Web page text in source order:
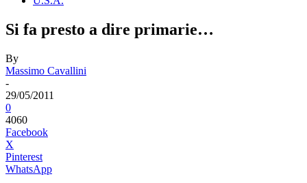
Si fa presto a dire primarie…
By
Massimo Cavallini
-
29/05/2011
0
4060
Facebook
X
Pinterest
WhatsApp